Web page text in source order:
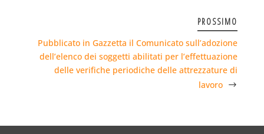
PROSSIMO
Pubblicato in Gazzetta il Comunicato sull’adozione
dell’elenco dei soggetti abilitati per l’effettuazione
delle verifiche periodiche delle attrezzature di
lavoro